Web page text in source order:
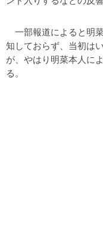
一部報道によると明
知しておらず、当初は
が、やはり明菜本人に
る。